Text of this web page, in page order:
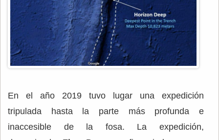
En el año 2019 tuvo lugar una expedición
tripulada hasta la parte más profunda e
inaccesible de la fosa. La expedición,